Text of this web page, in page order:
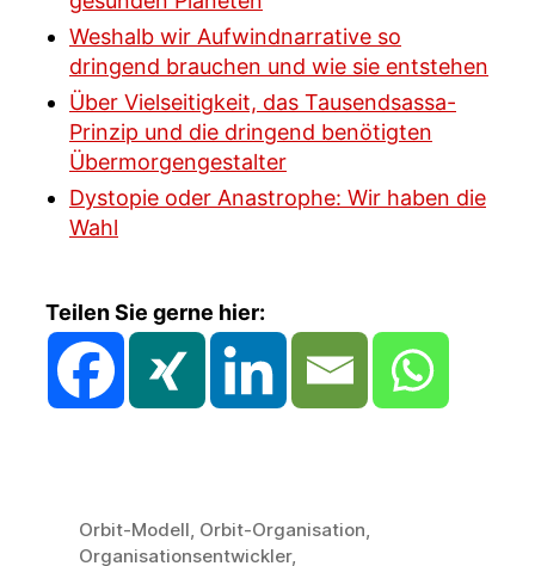
Weshalb wir Aufwindnarrative so
dringend brauchen und wie sie entstehen
Über Vielseitigkeit, das Tausendsassa-
Prinzip und die dringend benötigten
Übermorgengestalter
Dystopie oder Anastrophe: Wir haben die
Wahl
Teilen Sie gerne hier:
Orbit-Modell Orbit-Organisation
Organisationsentwickler,